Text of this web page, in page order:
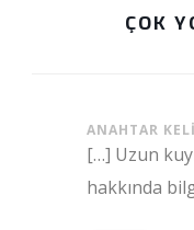
ÇOK
ANAHTAR
[…] Uzun
hakkında